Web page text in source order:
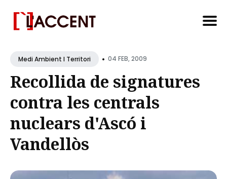
forMedi Ambient I Territori • 04 FEB, 2009
Recollida de signatures
contra les centrals
nuclears d'Ascó i
Vandellòs